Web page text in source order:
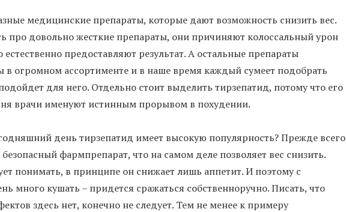
медицинские препараты, которые дают возможность снизить вес.
про довольно жесткие препараты, они причиняют колоссальный урон
естественно предоставляют результат. А остальные препараты
в огромном ассортименте и в наше время каждый сумеет подобрать
для него. Отдельно стоит выделить тирзепатид, потому что его
врачи именуют истинным прорывом в похудении.
день тирзепатид имеет высокую популярность? Прежде всего
фармпрепарат, что на самом деле позволяет вес снизить.
понимать, в принципе он снижает лишь аппетит. И поэтому с
много кушать – придется сражаться собственноручно. Писать, что
здесь нет, конечно не следует. Тем не менее к примеру